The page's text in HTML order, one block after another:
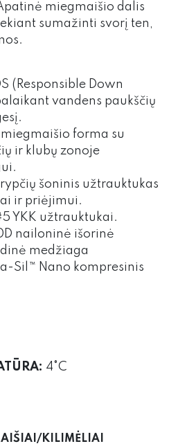
miegmaišio dalis
sumažinti svorį ten,
(Responsible Down
vandens paukščių
forma su
ir klubų zonoje
šoninis užtrauktukas
ir priėjimui.
YKK užtrauktukai.
nailoninė išorinė
medžiaga
Sil™ Nano kompresinis
4°C
KILIMĖLIAI